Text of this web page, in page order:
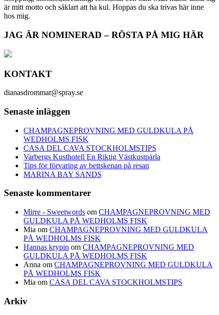
är mitt motto och såklart att ha kul. Hoppas du ska trivas här inne
hos mig.
JAG ÄR NOMINERAD – RÖSTA PÅ MIG HÄR
KONTAKT
dianasdrommar@spray.se
Senaste inläggen
CHAMPAGNEPROVNING MED GULDKULA PÅ
WEDHOLMS FISK
CASA DEL CAVA STOCKHOLMSTIPS
Varbergs Kusthotell En Riktig Västkustpärla
Tips för förvaring av bettskenan på resan
MARINA BAY SANDS
Senaste kommentarer
Mirre - Sweetwords om CHAMPAGNEPROVNING MED
GULDKULA PÅ WEDHOLMS FISK
Mia om CHAMPAGNEPROVNING MED GULDKULA
PÅ WEDHOLMS FISK
Hannas krypin om CHAMPAGNEPROVNING MED
GULDKULA PÅ WEDHOLMS FISK
Anna om CHAMPAGNEPROVNING MED GULDKULA
PÅ WEDHOLMS FISK
Mia om CASA DEL CAVA STOCKHOLMSTIPS
Arkiv